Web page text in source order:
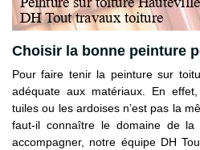
Choisir la bonne peinture
Pour faire tenir la peinture sur
adéquate aux matériaux. En
tuiles ou les ardoises n’est pas la
faut-il connaître le domaine de
accompagner, notre équipe DH